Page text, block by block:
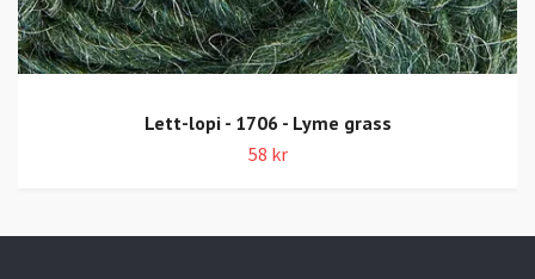
Lett-lopi - 1706 - Lyme grass
58 kr